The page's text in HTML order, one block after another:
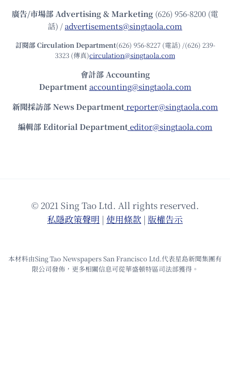
廣告/市場部Advertising & Marketing (626) 956-8200 (電
話) /advertisements@singtaola.com
訂閱部 Circulation Department(626) 956-8227 (電話) /(626) 239-
3323 (傳真)circulation@singtaola.com
會計部 Accounting
Department accounting@singtaola.com
新聞採訪部 News Department reporter@singtaola.com
編輯部 Editorial Department editor@singtaola.com
© 2021 Sing Tao Ltd. All rights reserved.
私隱政策聲明 | 使⽤條款 | 版權告⽰
本材料由Sing Tao Newspapers San Francisco Ltd.代表星島新聞集團有
限公司發佈，更多相關信息可從華盛頓特區司法部獲得。